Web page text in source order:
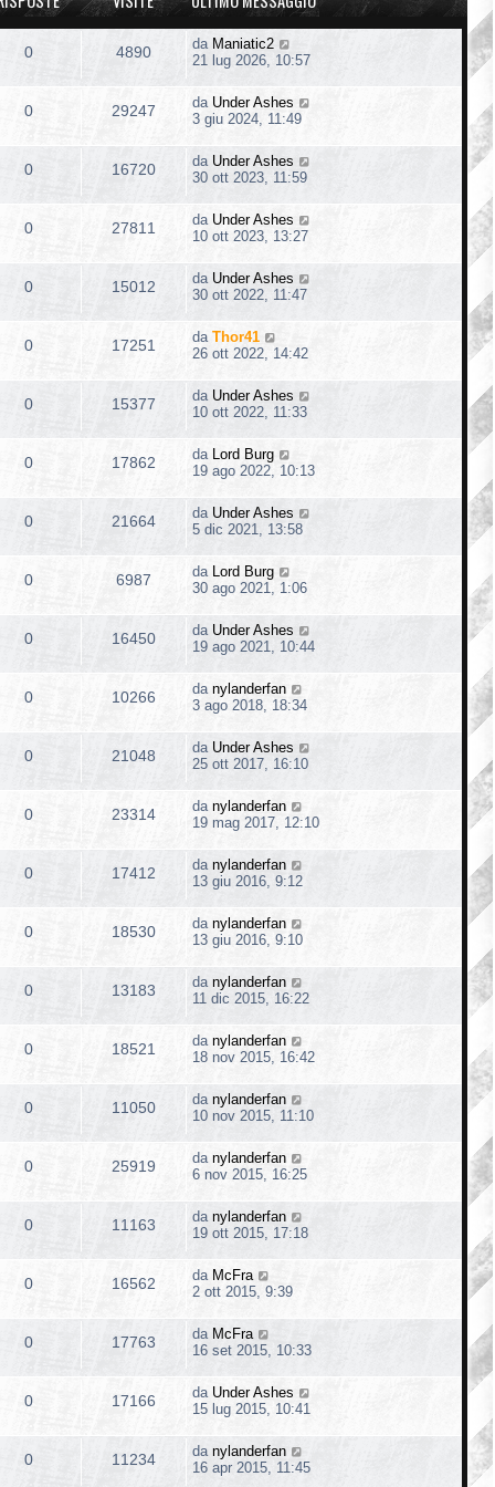
0 4890 da Maniatic2
21 lug 2026, 10:57
0 29247 da Under Ashes
3 giu 2024, 11:49
0 16720 da Under Ashes
30 ott 2023, 11:59
0 27811 da Under Ashes
10 ott 2023, 13:27
0 15012 da Under Ashes
30 ott 2022, 11:47
0 17251 da Thor41
26 ott 2022, 14:42
0 15377 da Under Ashes
10 ott 2022, 11:33
0 17862 da Lord Burg
19 ago 2022, 10:13
0 21664 da Under Ashes
5 dic 2021, 13:58
0 6987 da Lord Burg
30 ago 2021, 1:06
0 16450 da Under Ashes
19 ago 2021, 10:44
0 10266 da nylanderfan
3 ago 2018, 18:34
0 21048 da Under Ashes
25 ott 2017, 16:10
0 23314 da nylanderfan
19 mag 2017, 12:10
0 17412 da nylanderfan
13 giu 2016, 9:12
0 18530 da nylanderfan
13 giu 2016, 9:10
0 13183 da nylanderfan
11 dic 2015, 16:22
0 18521 da nylanderfan
18 nov 2015, 16:42
0 11050 da nylanderfan
10 nov 2015, 11:10
0 25919 da nylanderfan
6 nov 2015, 16:25
0 11163 da nylanderfan
19 ott 2015, 17:18
0 16562 da McFra
2 ott 2015, 9:39
0 17763 da McFra
16 set 2015, 10:33
0 17166 da Under Ashes
15 lug 2015, 10:41
0 11234 da nylanderfan
16 apr 2015, 11:45